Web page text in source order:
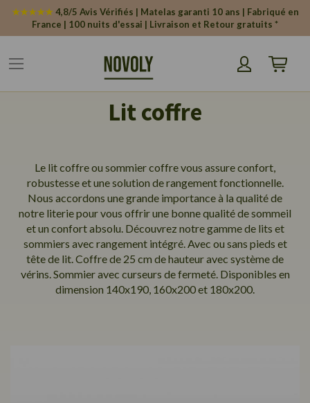
★★★★★ 4,8/5 Avis Vérifiés | Matelas garanti 10 ans | Fabriqué en
France | 100 nuits d'essai | Livraison et Retour gratuits *
Mon
Lit coffre
Le lit coffre ou sommier coffre vous assure confort,
robustesse et une solution de rangement fonctionnelle.
Nous accordons une grande importance à la qualité de
notre literie pour vous offrir une bonne qualité de sommeil
et un confort absolu. Découvrez notre gamme de lits et
sommiers avec rangement intégré. Avec ou sans pieds et
tête de lit. Coffre de 25 cm de hauteur avec système de
vérins. Sommier avec curseurs de fermeté. Disponibles en
dimension 140x190, 160x200 et 180x200.
Panneau de gestion des cookies